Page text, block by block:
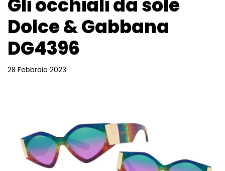
Gli occhiali da sole
Dolce & Gabbana
DG4396
28 Febbraio 2023